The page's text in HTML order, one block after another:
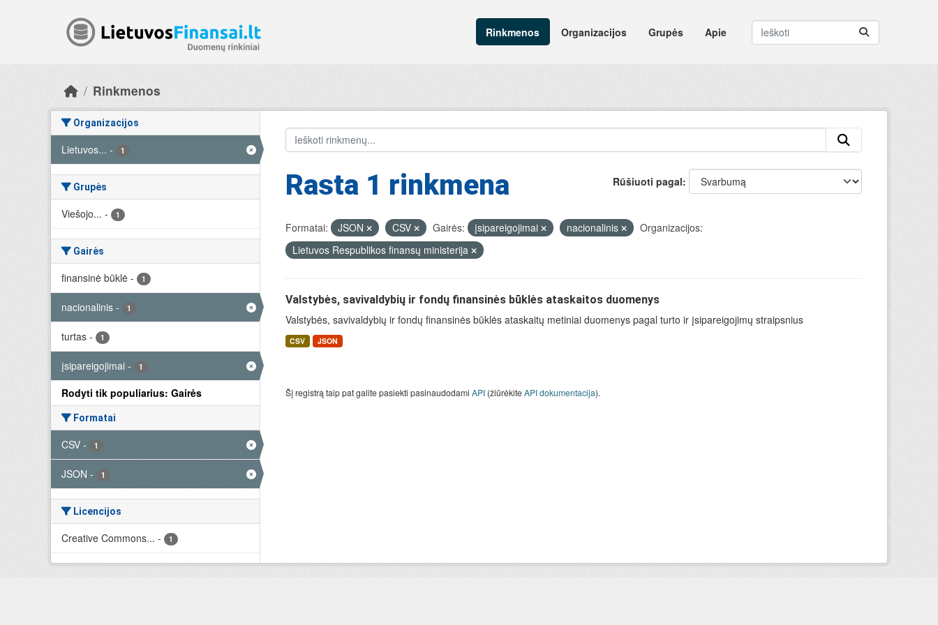
Rinkmenos
Organizacijos Grupės Apie
Rinkmenos
Organizacijos
Lietuvos... - 1
Grupės
Viešojo... - 1
Gairės
finansinė būklė - 1
nacionalinis - 1
turtas - 1
įsipareigojimai - 1
Rodyti tik populiarius: Gairės
Formatai
CSV - 1
JSON - 1
Licencijos
Creative Commons... - 1
Rūšiuoti pagal
Rasta 1 rinkmena
Formatai: JSON CSV Gairės: įsipareigojimai nacionalinis
Organizacijos:
Lietuvos Respublikos finansų ministerija
Valstybės, savivaldybių ir fondų finansinės būklės ataskaitos duomenys
Valstybės, savivaldybių ir fondų finansinės būklės ataskaitų metiniai duomenys pagal turto ir įsipareigojimų straipsnius
CSV JSON
Šį registrą taip pat galite pasiekti pasinaudodami API(žiūrėkiteAPI dokumentacija).